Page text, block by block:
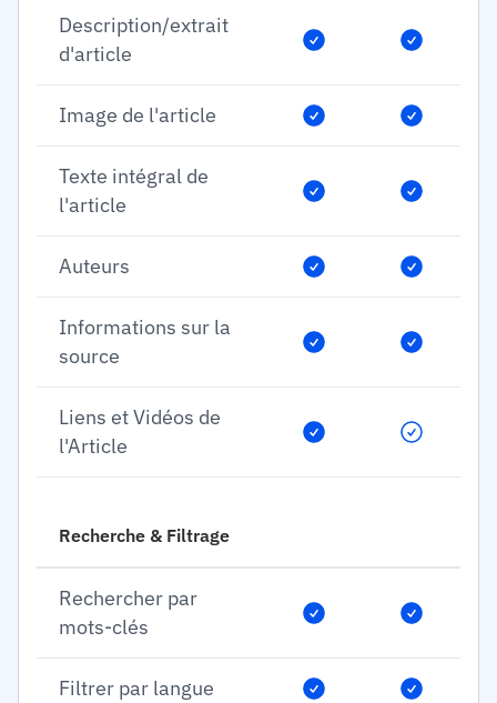
Description/extrait
d'article
Image de l'article
Texte intégral de
l'article
Auteurs
Informations sur la
source
Liens et Vidéos de
l'Article
Recherche & Filtrage
Rechercher par
mots-clés
Filtrer par langue